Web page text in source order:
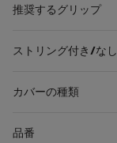
推奨するグリップ
ストリング付き/なし
カバーの種類
品番